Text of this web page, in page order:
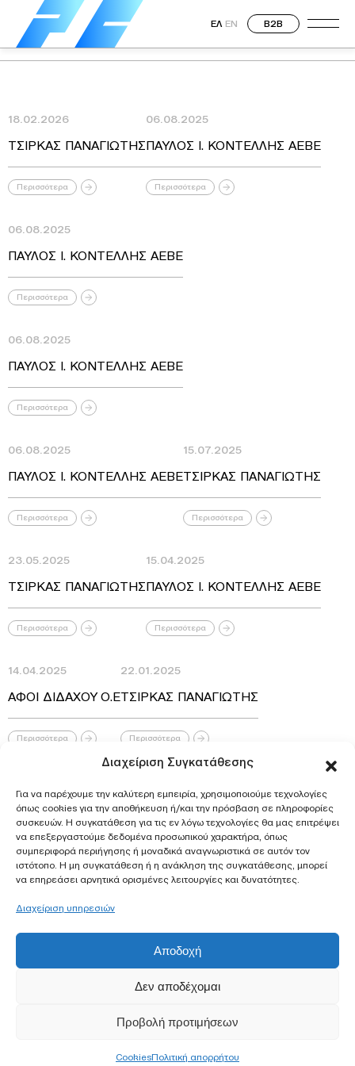
Διαχείριση Συγκατάθεσης
Για να παρέχουμε την καλύτερη εμπειρία, χρησιμοποιούμε τεχνολογίες
όπως cookies για την αποθήκευση ή/και την πρόσβαση σε πληροφορίες
συσκευών. Η συγκατάθεση για τις εν λόγω τεχνολογίες θα μας επιτρέψει
να επεξεργαστούμε δεδομένα προσωπικού χαρακτήρα, όπως
συμπεριφορά περιήγησης ή μοναδικά αναγνωριστικά σε αυτόν τον
ιστότοπο. Η μη συγκατάθεση ή η ανάκληση της συγκατάθεσης, μπορεί
να επηρεάσει αρνητικά ορισμένες λειτουργίες και δυνατότητες.
Διαχείριση υπηρεσιών
Αποδοχή
Δεν αποδέχομαι
Προβολή προτιμήσεων
CookiesΠολιτική απορρήτου
ΕΛ EN B2B
18.02.2026
ΤΣΙΡΚΑΣ ΠΑΝΑΓΙΩΤΗΣ
Περισσότερα
06.08.2025
ΠΑΥΛΟΣ Ι. ΚΟΝΤΕΛΛΗΣ ΑΕΒΕ
Περισσότερα
06.08.2025
ΠΑΥΛΟΣ Ι. ΚΟΝΤΕΛΛΗΣ ΑΕΒΕ
Περισσότερα
06.08.2025
ΠΑΥΛΟΣ Ι. ΚΟΝΤΕΛΛΗΣ ΑΕΒΕ
Περισσότερα
06.08.2025
ΠΑΥΛΟΣ Ι. ΚΟΝΤΕΛΛΗΣ ΑΕΒΕ
Περισσότερα
15.07.2025
ΤΣΙΡΚΑΣ ΠΑΝΑΓΙΩΤΗΣ
Περισσότερα
23.05.2025
ΤΣΙΡΚΑΣ ΠΑΝΑΓΙΩΤΗΣ
Περισσότερα
15.04.2025
ΠΑΥΛΟΣ Ι. ΚΟΝΤΕΛΛΗΣ ΑΕΒΕ
Περισσότερα
14.04.2025
ΑΦΟΙ ΔΙΔΑΧΟΥ Ο.Ε
Περισσότερα
22.01.2025
ΤΣΙΡΚΑΣ ΠΑΝΑΓΙΩΤΗΣ
Περισσότερα
ΤΣΙΡΚΑΣ ΠΑΝΑΓΙΩΤΗΣ
Περισσότερα
ΤΣΙΡΚΑΣ ΠΑΝΑΓΙΩΤΗΣ
Περισσότερα
ΘΕΟΔΩΡΑΚΟΠΟΥΛΟΣ ΑΓΓΕΛΟΣ
ΠΕΤΡΟΠΟΥΛΟΣ ΑΝΔΡΕΑΣ ΠΕΤΡΟΠΟΥΛΟΣ ΑΝΔΡΕΑΣ